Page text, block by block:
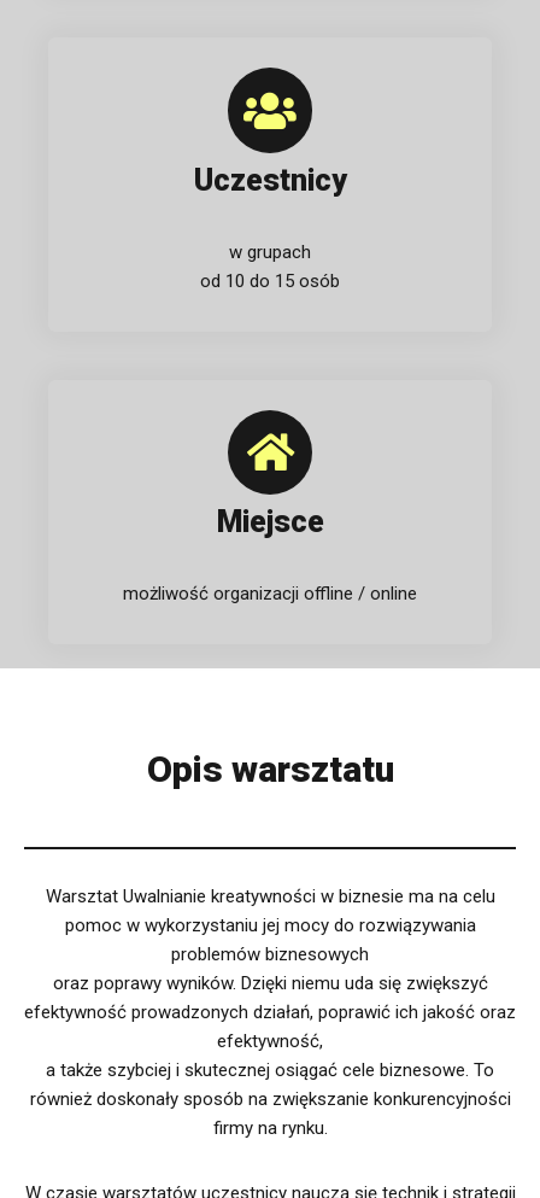
Uczestnicy
w grupach
od 10 do 15 osób
Miejsce
możliwość organizacji offline / online
Opis warsztatu
Warsztat Uwalnianie kreatywności w biznesie ma na celu
pomoc w wykorzystaniu jej mocy do rozwiązywania
problemów biznesowych
oraz poprawy wyników. Dzięki niemu uda się zwiększyć
efektywność prowadzonych działań, poprawić ich jakość oraz
efektywność,
a także szybciej i skutecznej osiągać cele biznesowe. To
również doskonały sposób na zwiększanie konkurencyjności
firmy na rynku.
W czasie warsztatów uczestnicy nauczą się technik i strategii